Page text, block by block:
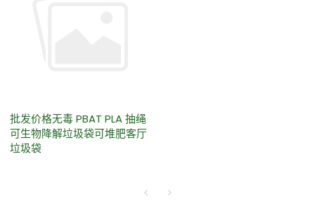
批发价格无毒 PBAT PLA 抽绳
可生物降解垃圾袋可堆肥客厅
垃圾袋